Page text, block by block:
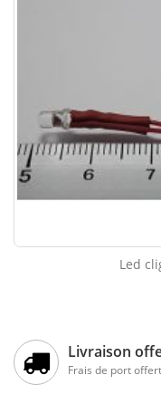
Led
Livraison
Frais de port